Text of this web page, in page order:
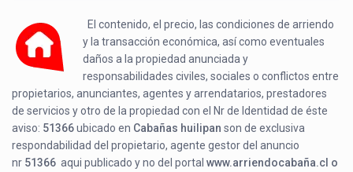
El contenido, el precio, las condiciones de arriendo
y la transacción económica, así como eventuales
daños a la propiedad anunciada y
responsabilidades civiles, sociales o conflictos entre
propietarios, anunciantes, agentes y arrendatarios, prestadores
de servicios y otro de la propiedad con el Nr de Identidad de éste
aviso: 51366ubicado en Cabañas huilipan son de exclusiva
respondabilidad del propietario, agente gestor del anuncio
nr 51366 aqui publicado y no del portalwww.arriendocabaña.cl o